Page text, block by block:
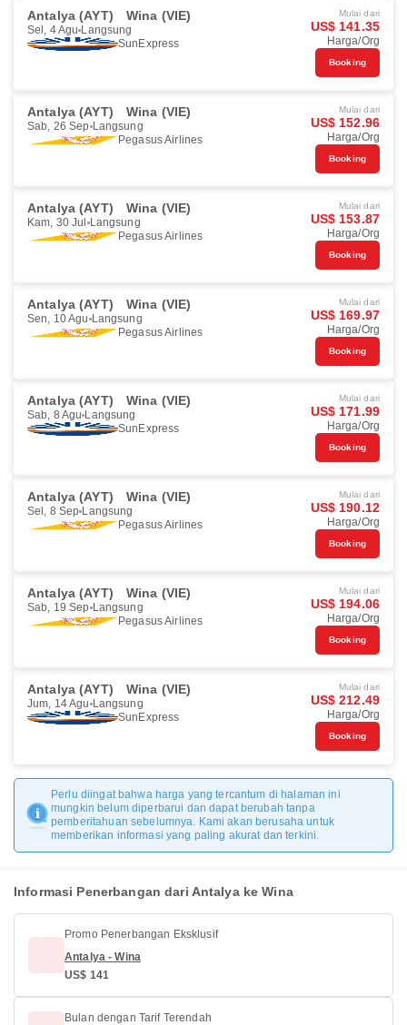
Antalya (AYT) Wina (VIE)
Sel, 4 Agu Langsung
SunExpress
Mulai dari
US$ 141.35
Harga/Org
Booking
Antalya (AYT) Wina (VIE)
Sab, 26 Sep Langsung
Pegasus Airlines
Mulai dari
US$ 152.96
Harga/Org
Booking
Antalya (AYT) Wina (VIE)
Kam, 30 Jul Langsung
Pegasus Airlines
Mulai dari
US$ 153.87
Harga/Org
Booking
Antalya (AYT) Wina (VIE)
Sen, 10 Agu Langsung
Pegasus Airlines
Mulai dari
US$ 169.97
Harga/Org
Booking
Antalya (AYT) Wina (VIE)
Sab, 8 Agu Langsung
SunExpress
Mulai dari
US$ 171.99
Harga/Org
Booking
Antalya (AYT) Wina (VIE)
Sel, 8 Sep Langsung
Pegasus Airlines
Mulai dari
US$ 190.12
Harga/Org
Booking
Antalya (AYT) Wina (VIE)
Sab, 19 Sep Langsung
Pegasus Airlines
Mulai dari
US$ 194.06
Harga/Org
Booking
Antalya (AYT) Wina (VIE)
Jum, 14 Agu Langsung
SunExpress
Mulai dari
US$ 212.49
Harga/Org
Booking
Perlu diingat bahwa harga yang tercantum di halaman ini
mungkin belum diperbarui dan dapat berubah tanpa
pemberitahuan sebelumnya. Kami akan berusaha untuk
memberikan informasi yang paling akurat dan terkini.
Informasi Penerbangan dari Antalya ke Wina
Promo Penerbangan Eksklusif
Antalya - Wina
US$ 141
Bulan dengan Tarif Terendah